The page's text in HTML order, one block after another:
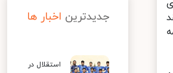
جدیدترین اخبار ها
استقلال در